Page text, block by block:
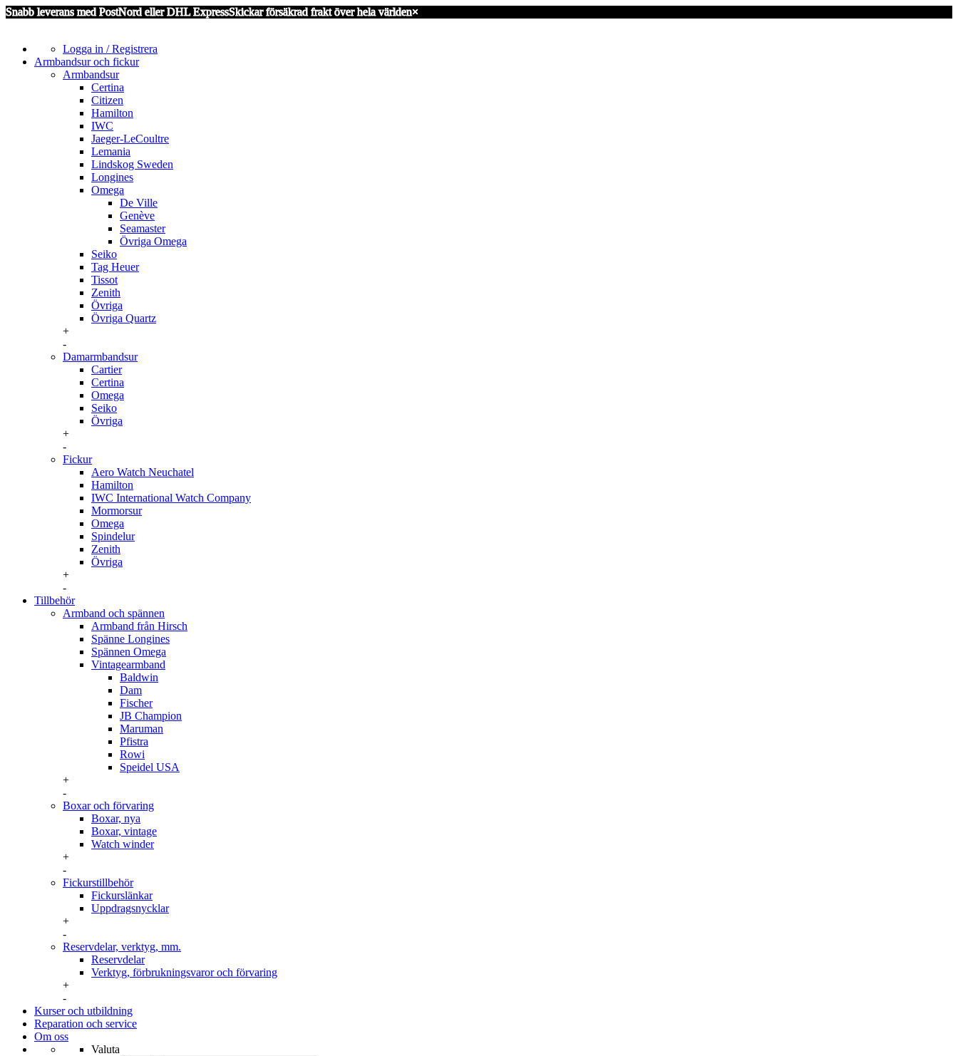
Snabb leverans med PostNord eller DHL ExpressSkickar försäkrad frakt över hela världen×
Logga in / Registrera
Armbandsur och fickur
Armbandsur
Certina
Citizen
Hamilton
IWC
Jaeger-LeCoultre
Lemania
Lindskog Sweden
Longines
Omega
De Ville
Genève
Seamaster
Övriga Omega
Seiko
Tag Heuer
Tissot
Zenith
Övriga
Övriga Quartz
+
-
Damarmbandsur
Cartier
Certina
Omega
Seiko
Övriga
+
-
Fickur
Aero Watch Neuchatel
Hamilton
IWC International Watch Company
Mormorsur
Omega
Spindelur
Zenith
Övriga
+
-
Tillbehör
Armband och spännen
Armband från Hirsch
Spänne Longines
Spännen Omega
Vintagearmband
Baldwin
Dam
Fischer
JB Champion
Maruman
Pfistra
Rowi
Speidel USA
+
-
Boxar och förvaring
Boxar, nya
Boxar, vintage
Watch winder
+
-
Fickurstillbehör
Fickurslänkar
Uppdragsnycklar
+
-
Reservdelar, verktyg, mm.
Reservdelar
Verktyg, förbrukningsvaror och förvaring
+
-
Kurser och utbildning
Reparation och service
Om oss
Valuta